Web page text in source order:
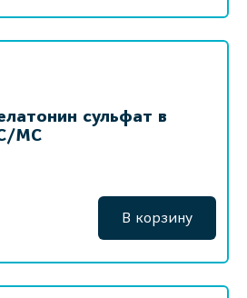
сульфат в
МС
В корзину